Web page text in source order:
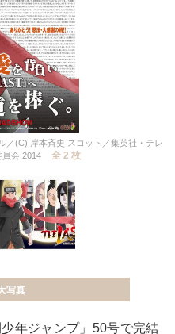
／(C) 岸本斉史 スコット／集英社・テレ
員会 2014
全 2 枚
写真
年ジャンプ」50号で完結